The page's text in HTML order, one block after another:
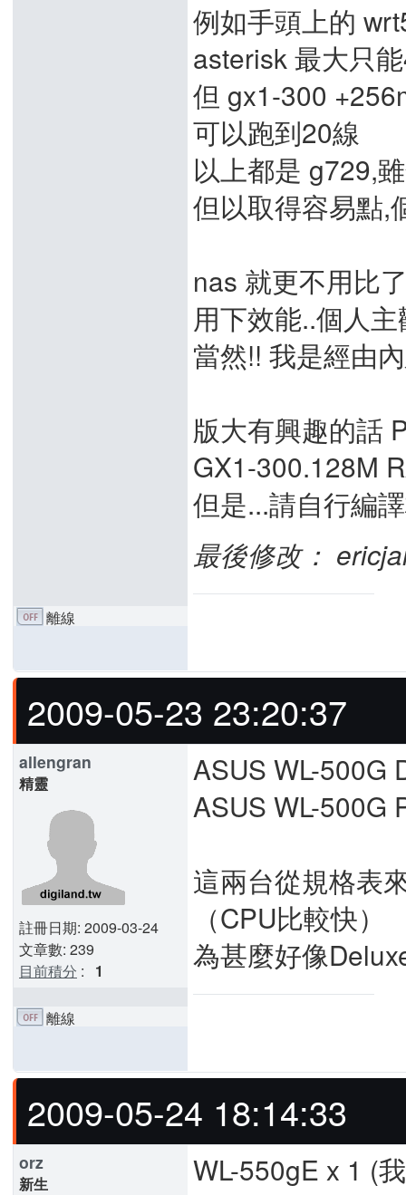
例如手頭上的
asterisk 最大只
但 gx1-300
可以跑到20線
以上都是 g729,
但以取得容易點,
nas 就更不用比
用下效能..個人
當然!! 我是經由
版大有興趣的話
GX1-300.128M
但是...請自行編
最後修改：
離線
2009-05-23 23:20:37
allengran
精靈
註冊日期: 2009-03-24
文章數: 239
目前積分 : 1
ASUS WL-500G
ASUS WL-500G
這兩台從規格表
（CPU比較快）
為甚麼好像
離線
2009-05-24 18:14:33
orz
新生
WL-550gE x 1 (